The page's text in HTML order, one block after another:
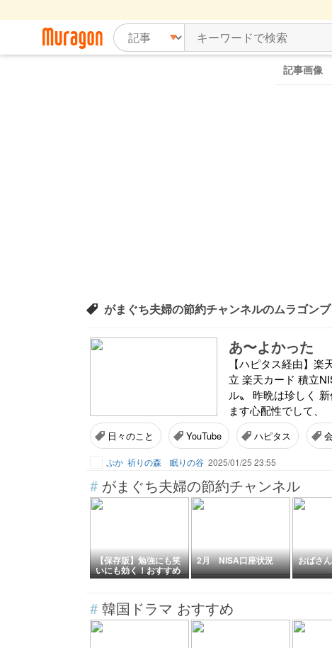
記事画像
がまぐち夫婦の節約チャンネルのムラゴン
あ〜よかった
【ハピタス経由】
立 楽天カード 積立
ル〟 昨晩は珍しく
ます心配性でして、
日々のこと YouTube ハピタス
ぷか 祈りの森 眠りの谷 2025/01/25 23:55
# がまぐち夫婦の節約チャンネル
【保存版】勉強にも笑
いにも効く！おすすめ
YouTuber10選【2025
2月 NISA口座状況 おばさ
# 韓国ドラマ おすすめ